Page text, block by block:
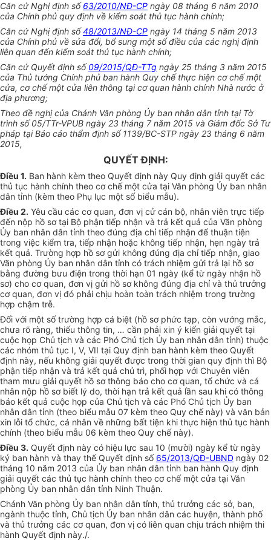
Căn cứ Nghị định số63/2010/NĐ-CP ngày 08 tháng 6 năm 2010
của Chính phủ quy định về kiểm soát thủ tục hành chính;
Căn cứ Nghị định số48/2013/NĐ-CP ngày 14 tháng 5 năm 2013
của Chính phủ về sửa đổi, bổ sung một số điều của các nghị định
liên quan đến kiểm soát thủ tục hành chính;
Căn cứ Quyết định số09/2015/QĐ-TTg ngày 25 tháng 3 năm 2015
của Thủ tướng Chính phủ ban hành Quy chế thực hiện cơ chế một
cửa, cơ chế một cửa liên thông tại cơ quan hành chính Nhà nước ở
địa phương;
Theo đề nghị của Chánh Văn phòng Ủy ban nhân dân tỉnh tại Tờ
trình số 05/TTr-VPUB ngày 23 tháng 7 năm 2015 và Giám đốc Sở Tư
pháp tại Báo cáo thẩm định số 1139/BC-STP ngày 23 tháng 6 năm
2015,
QUYẾT ĐỊNH:
Điều 1. Ban hành kèm theo Quyết định này Quy định giải quyết các
thủ tục hành chính theo cơ chế một cửa tại Văn phòng Ủy ban nhân
dân tỉnh (kèm theo Phụ lục một số biểu mẫu).
Điều 2. Yêu cầu các cơ quan, đơn vị cử cán bộ, nhân viên trực tiếp
đến nộp hồ sơ tại Bộ phận tiếp nhận và trả kết quả của Văn phòng
Ủy ban nhân dân tỉnh theo đúng địa chỉ tiếp nhận để thuận tiện
trong việc kiểm tra, tiếp nhận hoặc không tiếp nhận, hẹn ngày trả
kết quả. Trường hợp hồ sơ gửi không đúng địa chỉ tiếp nhận, giao
Văn phòng Ủy ban nhân dân tỉnh có trách nhiệm gửi trả lại hồ sơ
bằng đường bưu điện trong thời hạn 01 ngày (kể từ ngày nhận hồ
sơ) cho cơ quan, đơn vị gửi hồ sơ không đúng địa chỉ và thủ trưởng
cơ quan, đơn vị đó phải chịu hoàn toàn trách nhiệm trong trường
hợp chậm trễ.
Đối với một số trường hợp cá biệt (hồ sơ phức tạp, còn vướng mắc,
chưa rõ ràng, thiếu thông tin, … cần phải xin ý kiến giải quyết tại
cuộc họp Chủ tịch và các Phó Chủ tịch Ủy ban nhân dân tỉnh) thuộc
các nhóm thủ tục I, V, VII tại Quy định ban hành kèm theo Quyết
định này, nếu không giải quyết được trong thời gian quy định thì Bộ
phận tiếp nhận và trả kết quả chủ trì, phối hợp với Chuyên viên
tham mưu giải quyết hồ sơ thông báo cho cơ quan, tổ chức và cá
nhân nộp hồ sơ biết lý do, thời hạn trả kết quả lần sau khi có thông
báo kết quả cuộc họp của Chủ tịch và các Phó Chủ tịch Ủy ban
nhân dân tỉnh (theo biểu mẫu 07 kèm theo Quy chế này) và văn bản
xin lỗi tổ chức, cá nhân về những bất tiện khi thực hiện thủ tục hành
chính (theo biểu mẫu 06 kèm theo Quy chế này).
Điều 3. Quyết định này có hiệu lực sau 10 (mười) ngày kể từ ngày
ký ban hành và thay thế Quyết định số 65/2013/QĐ-UBND ngày 02
tháng 10 năm 2013 của Ủy ban nhân dân tỉnh ban hành Quy định
giải quyết các thủ tục hành chính theo cơ chế một cửa tại Văn
phòng Ủy ban nhân dân tỉnh Ninh Thuận.
Chánh Văn phòng Ủy ban nhân dân tỉnh, thủ trưởng các sở, ban,
ngành thuộc tỉnh, Chủ tịch Ủy ban nhân dân các huyện, thành phố
và thủ trưởng các cơ quan, đơn vị có liên quan chịu trách nhiệm thi
hành Quyết định này./.